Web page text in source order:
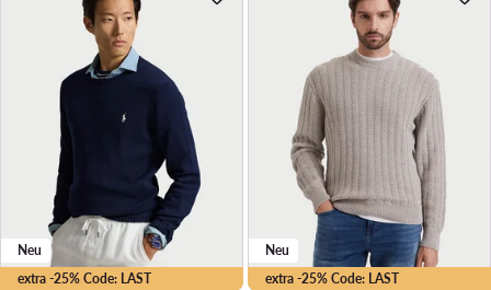
extra -25% Code: LAST
Neu
extra -25% Code: LAST
Neu